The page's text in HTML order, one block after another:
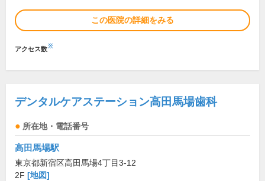
この医院の詳細をみる
アクセス数※
デンタルケアステーション高田馬場歯科
所在地・電話番号
高田馬場駅
東京都新宿区高田馬場4丁目3-12
2F [地図]